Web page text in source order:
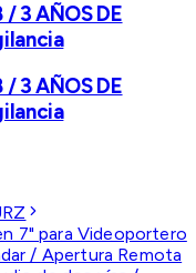
/ 3 AÑOS DE
/ 3 AÑOS DE